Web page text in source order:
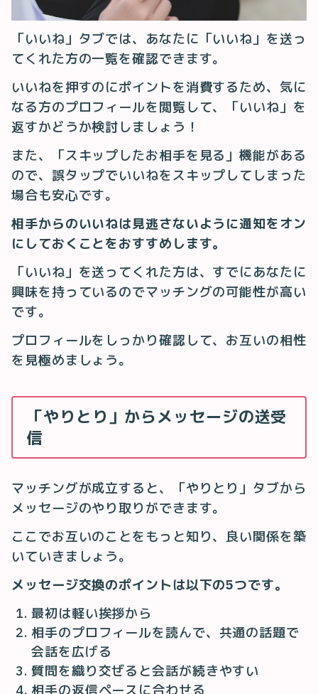
「いいね」タブでは、あなたに「いいね」を送っ
てくれた方の一覧を確認できます。
いいねを押すのにポイントを消費するため、気に
なる方のプロフィールを閲覧して、「いいね」を
返すかどうか検討しましょう！
また、「スキップしたお相手を見る」機能がある
ので、誤タップでいいねをスキップしてしまった
場合も安心です。
相手からのいいねは見逃さないように通知をオン
にしておくことをおすすめします。
「いいね」を送ってくれた方は、すでにあなたに
興味を持っているのでマッチングの可能性が高い
です。
プロフィールをしっかり確認して、お互いの相性
を見極めましょう。
「やりとり」からメッセージの送受
信
マッチングが成立すると、「やりとり」タブから
メッセージのやり取りができます。
ここでお互いのことをもっと知り、良い関係を築
いていきましょう。
メッセージ交換のポイントは以下の5つです。
最初は軽い挨拶から
相手のプロフィールを読んで、共通の話題で
会話を広げる
質問を織り交ぜると会話が続きやすい
相手の返信ペースに合わせる